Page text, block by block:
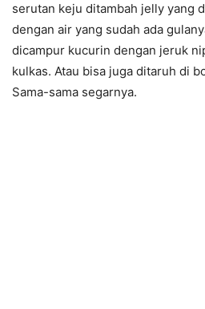
serutan keju ditambah jelly yang
dengan air yang sudah ada
dicampur kucurin dengan jeruk
kulkas. Atau bisa juga ditaruh di
Sama-sama segarnya.